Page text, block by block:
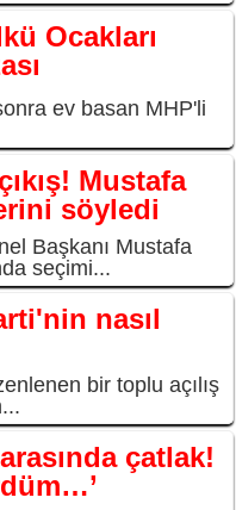
Ocakları
ev basan MHP'li
Mustafa
söyledi
Başkanı Mustafa
seçimi...
nasıl
bir toplu açılış
çatlak!